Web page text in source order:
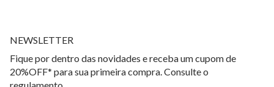
NEWSLETTER
Fique por dentro das novidades e receba um cupom de
20%OFF* para sua primeira compra. Consulte o